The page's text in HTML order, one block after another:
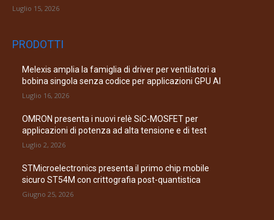
Luglio 15, 2026
PRODOTTI
Melexis amplia la famiglia di driver per ventilatori a
bobina singola senza codice per applicazioni GPU AI
Luglio 16, 2026
OMRON presenta i nuovi relè SiC-MOSFET per
applicazioni di potenza ad alta tensione e di test
Luglio 2, 2026
STMicroelectronics presenta il primo chip mobile
sicuro ST54M con crittografia post-quantistica
Giugno 25, 2026